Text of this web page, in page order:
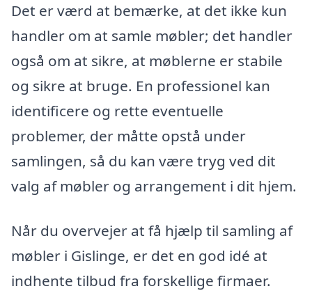
Det er værd at bemærke, at det ikke kun
handler om at samle møbler; det handler
også om at sikre, at møblerne er stabile
og sikre at bruge. En professionel kan
identificere og rette eventuelle
problemer, der måtte opstå under
samlingen, så du kan være tryg ved dit
valg af møbler og arrangement i dit hjem.
Når du overvejer at få hjælp til samling af
møbler i Gislinge, er det en god idé at
indhente tilbud fra forskellige firmaer.